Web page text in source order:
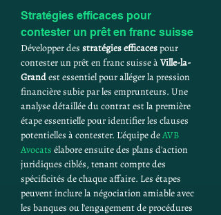
Stratégies efficaces pour
contester un prêt en franc suisse
Développer des stratégies efficaces pour
contester un prêt en franc suisse à Ville-la-
Grand est essentiel pour alléger la pression
financière subie par les emprunteurs. Une
analyse détaillée du contrat est la première
étape essentielle pour identifier les clauses
potentielles à contester. L'équipe de AVB
Avocats élabore ensuite des plans d'action
juridiques ciblés, tenant compte des
spécificités de chaque affaire. Les étapes
peuvent inclure la négociation amiable avec
les banques ou l'engagement de procédures